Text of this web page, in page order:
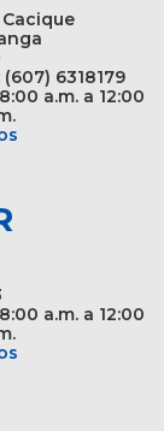
6318179
a.m. a 12:00
a.m. a 12:00